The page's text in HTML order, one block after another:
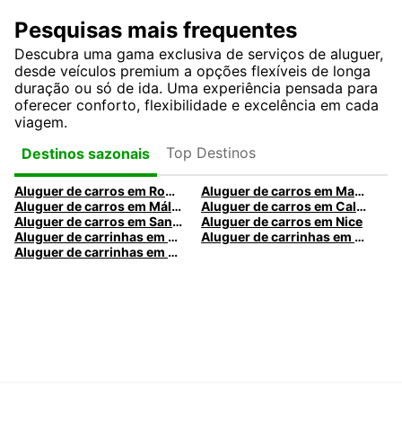
Pesquisas mais frequentes
Descubra uma gama exclusiva de serviços de aluguer,
desde veículos premium a opções flexíveis de longa
duração ou só de ida. Uma experiência pensada para
oferecer conforto, flexibilidade e excelência em cada
viagem.
Destinos sazonais
Top Destinos
Aluguer de carros em Roma
Aluguer de carros em Madrid
Aluguer de carros em Málaga
Aluguer de carros em Caldas da Rainha
Aluguer de carros em Santa Maria da Feira
Aluguer de carros em Nice
Aluguer de carrinhas em Nice
Aluguer de carrinhas em Santa Maria da Feira
Aluguer de carrinhas em Caldas da Rainha